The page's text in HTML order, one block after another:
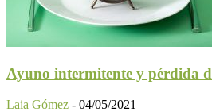
Ayuno intermitente y pérdida
Laia Gómez - 04/05/2021